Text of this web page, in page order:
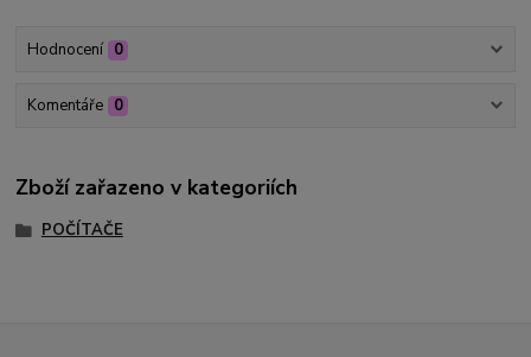
Hodnocení 0
Komentáře 0
Zboží zařazeno v kategoriích
POČÍTAČE